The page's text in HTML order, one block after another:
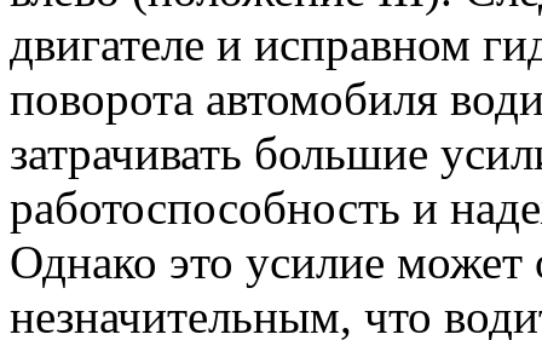
двигателе и исправном
поворота автомобиля
затрачивать большие
работоспособность и
Однако это усилие может
незначительным, что